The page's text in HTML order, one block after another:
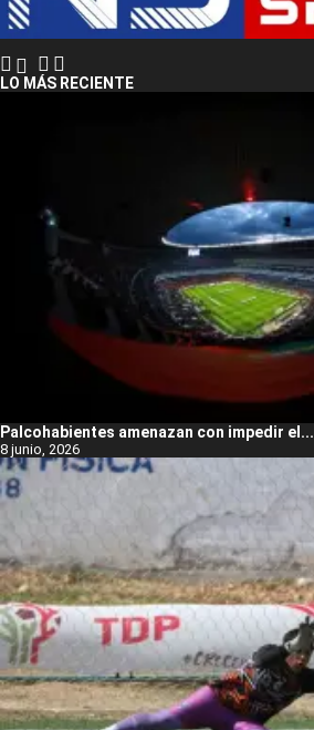
LO MÁS RECIENTE
Palcohabientes amenazan con impedir el...
8 junio, 2026